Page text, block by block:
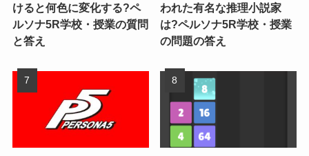
けると何色に変化する?ペ
ルソナ5R学校・授業の質問
と答え
われた有名な推理小説家
は?ペルソナ5R学校・授業
の問題の答え